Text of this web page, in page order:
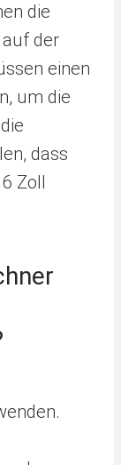
die
der
einen
um die
dass
Zoll